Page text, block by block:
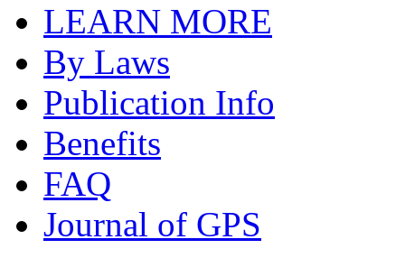
LEARN MORE
By Laws
Publication Info
Benefits
FAQ
Journal of GPS